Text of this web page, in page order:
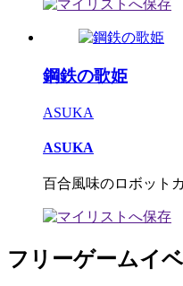
鋼鉄の歌姫
ASUKA
ASUKA
百合風味のロボット
フリーゲームイ